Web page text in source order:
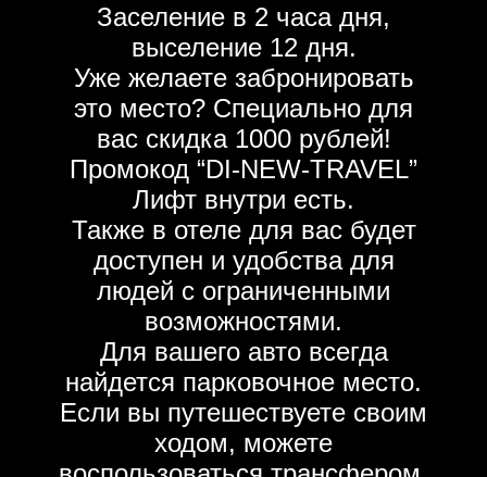
Заселение в 2 часа дня,
выселение 12 дня.
Уже желаете забронировать
это место? Специально для
вас скидка 1000 рублей!
Промокод “DI-NEW-TRAVEL”
Лифт внутри есть.
Также в отеле для вас будет
доступен и удобства для
людей с ограниченными
возможностями.
Для вашего авто всегда
найдется парковочное место.
Если вы путешествуете своим
ходом, можете